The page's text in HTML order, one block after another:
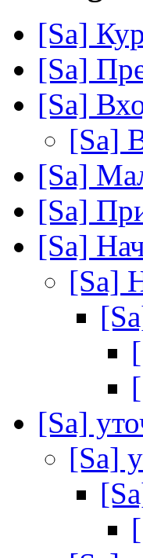
[Sa]
[Sa]
[Sa]
[Sa]
[Sa]
[Sa]
[Sa]
[Sa]
[Sa]
[Sa]